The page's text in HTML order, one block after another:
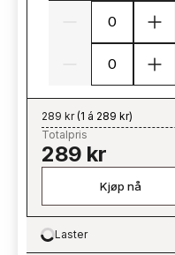
289 kr(1 á 289 kr)
Totalpris
289 kr
Kjøp nå
Loading…
Laster